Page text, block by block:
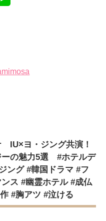
Hyun Bin 현빈❤️ 손예진 Son Ye
々 – Taka News
・ユジョン、「健康がとても回
彼氏はあの大物俳優
ィング
IU×ヨ・ジング共演！
ーの魅力5選 #ホテルデ
ング #韓国ドラマ #フ
ス #幽霊ホテル #成仏
#胸アツ #泣ける